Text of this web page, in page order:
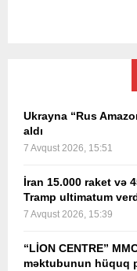
Ukrayna “Rus
aldı
7 Avqust 2026, 15:51
İran 15.000 raket və
Tramp ultimatum
7 Avqust 2026, 15:39
“LİON CENTRE”
məktubunun hüquq